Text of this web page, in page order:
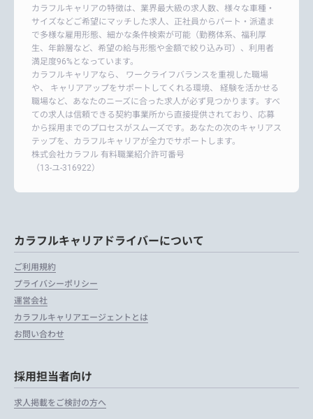
カラフルキャリアの特徴は、業界最大級の求人数、様々な車種・
サイズなどご希望にマッチした求人、正社員からパート・派遣ま
で多様な雇用形態、細かな条件検索が可能（勤務体系、福利厚
生、年齢層など、希望の給与形態や金額で絞り込み可）、利用者
満足度96%となっています。
カラフルキャリアなら、 ワークライフバランスを重視した職場
や、 キャリアアップをサポートしてくれる環境、 経験を活かせる
職場など、あなたのニーズに合った求人が必ず見つかります。すべ
ての求人は信頼できる契約事業所から直接提供されており、応募
から採用までのプロセスがスムーズです。あなたの次のキャリアス
テップを、カラフルキャリアが全力でサポートします。
株式会社カラフル 有料職業紹介許可番号
（13-ユ-316922）
カラフルキャリアドライバーについて
ご利用規約
プライバシーポリシー
運営会社
カラフルキャリアエージェントとは
お問い合わせ
採用担当者向け
求人掲載をご検討の方へ